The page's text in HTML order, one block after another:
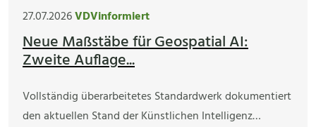
27.07.2026VDVinformiert
Neue Maßstäbe für Geospatial AI:
Zweite Auflage...
Vollständig überarbeitetes Standardwerk dokumentiert
den aktuellen Stand der Künstlichen Intelligenz…